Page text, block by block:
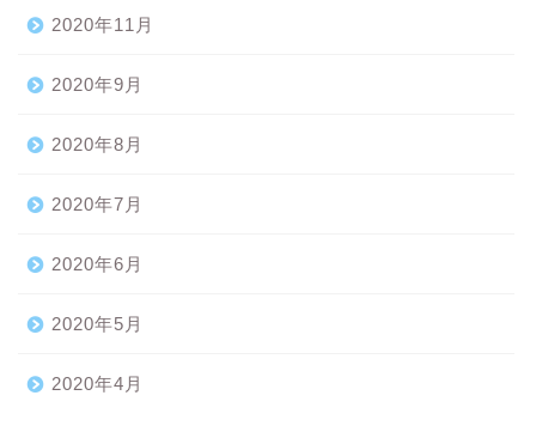
2020年11月
2020年9月
2020年8月
2020年7月
2020年6月
2020年5月
2020年4月